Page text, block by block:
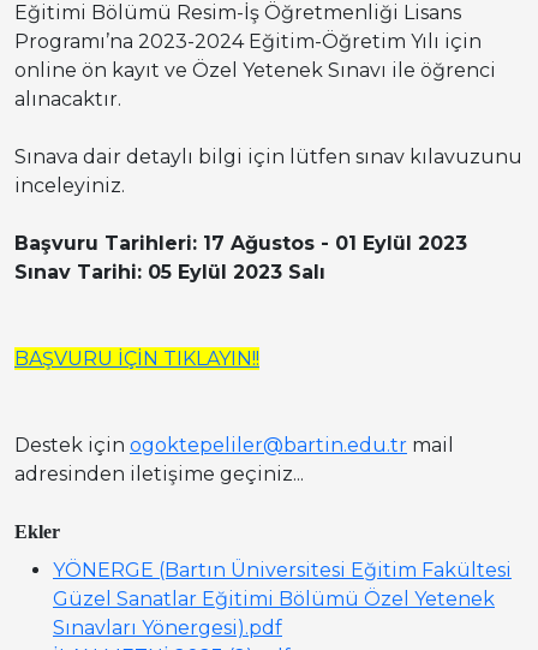
Eğitimi Bölümü Resim-İş Öğretmenliği Lisans
Programı’na 2023-2024 Eğitim-Öğretim Yılı için
online ön kayıt ve Özel Yetenek Sınavı ile öğrenci
alınacaktır.
Sınava dair detaylı bilgi için lütfen sınav kılavuzunu
inceleyiniz.
Başvuru Tarihleri: 17 Ağustos - 01 Eylül 2023
Sınav Tarihi: 05 Eylül 2023 Salı
BAŞVURU İÇİN TIKLAYIN!!
Destek için ogoktepeliler@bartin.edu.tr mail
adresinden iletişime geçiniz...
Ekler
YÖNERGE (Bartın Üniversitesi Eğitim Fakültesi
Güzel Sanatlar Eğitimi Bölümü Özel Yetenek
Sınavları Yönergesi).pdf